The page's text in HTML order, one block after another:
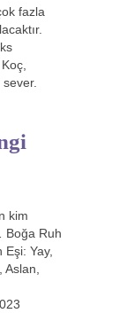
fazla
kim
Boğa Ruh
Yay,